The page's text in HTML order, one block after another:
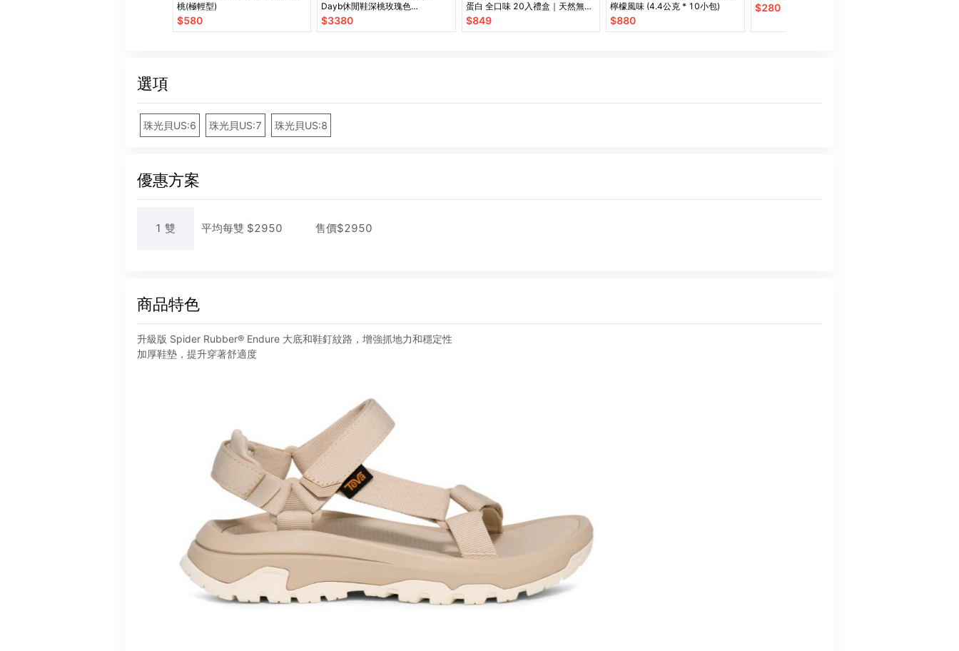
桃(極輕型)
$580
Dayb休閒鞋深桃玫瑰色
TV1172954DMH
$3380
蛋白 全口味 20入禮盒｜天然無化
學味｜素食者 適用
$849
檸檬風味 (4.4公克 * 10小包)
$880
$280
選項
珠光貝US:6 珠光貝US:7 珠光貝US:8
優惠方案
1 雙 平均每雙 $2950 售價$2950
商品特色
升級版 Spider Rubber® Endure 大底和鞋釘紋路，增強抓地力和穩定性
加厚鞋墊，提升穿著舒適度